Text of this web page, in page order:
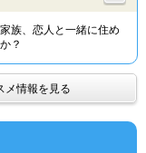
族、恋人と一緒に住め
？
メ情報を見る